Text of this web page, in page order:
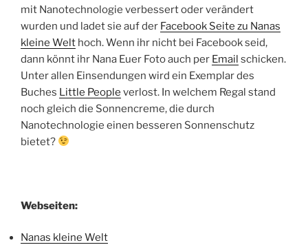
mit Nanotechnologie verbessert oder verändert
wurden und ladet sie auf der Facebook Seite zu Nanas
kleine Welt hoch. Wenn ihr nicht bei Facebook seid,
dann könnt ihr Nana Euer Foto auch per Email schicken.
Unter allen Einsendungen wird ein Exemplar des
Buches Little People verlost. In welchem Regal stand
noch gleich die Sonnencreme, die durch
Nanotechnologie einen besseren Sonnenschutz
bietet?
Webseiten:
Nanas kleine Welt